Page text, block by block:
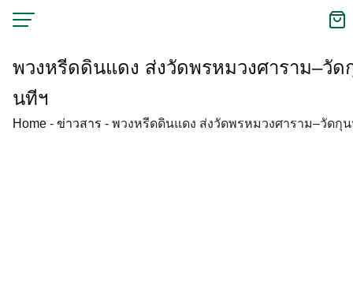
พวงหรีดดินแดง ส่งวัดพรหมวงศาราม–วัด
นทีฯ
Home - ข่าวสาร - พวงหรีดดินแดง ส่งวัดพรหมวงศาราม–วัดกุ